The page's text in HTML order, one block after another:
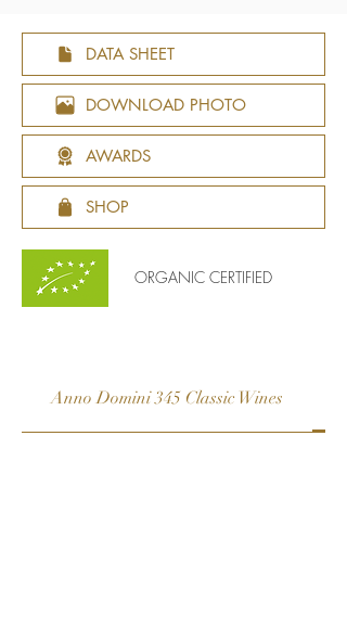
DATA SHEET
DOWNLOAD PHOTO
AWARDS
SHOP
ORGANIC CERTIFIED
Anno Domini 345 Classic Wines